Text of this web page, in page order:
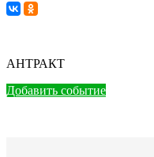
АНТРАКТ
Добавить событие